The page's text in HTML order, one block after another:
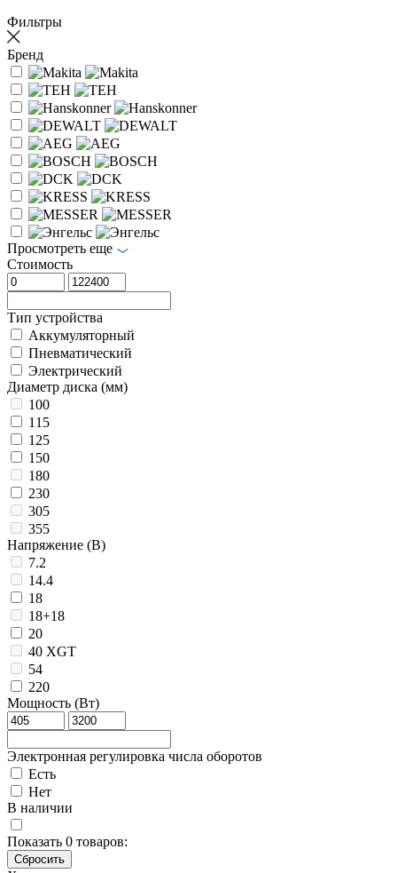
Фильтры
Бренд
Просмотреть еще
Стоимость
Тип устройства
Аккумуляторный
Пневматический
Электрический
Диаметр диска (мм)
100
115
125
150
180
230
305
355
Напряжение (В)
7.2
14.4
18
18+18
20
40 XGT
54
220
Мощность (Вт)
Электронная регулировка числа оборотов
Есть
Нет
В наличии
Показать 0 товаров: